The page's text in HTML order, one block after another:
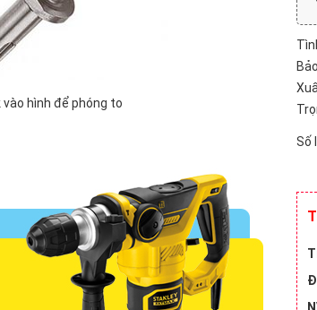
Pard (2)
Thái Lan (8)
100,000 - 500,000 VNĐ (320) 500,000 - 1 triệu
10 triệu - 20 triệu VNĐ (2) Chưa có giá (33)
vào hình để phóng to
Số